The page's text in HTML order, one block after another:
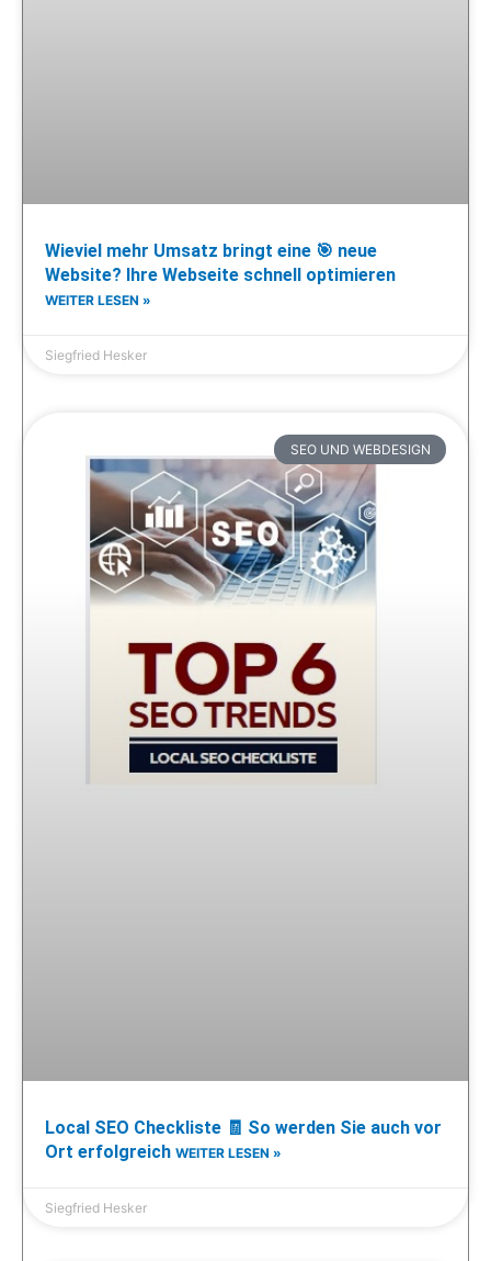
Wieviel mehr Umsatz bringt eine 🎯 neue
Website? Ihre Webseite schnell optimieren
WEITER LESEN »
Siegfried Hesker
SEO UND WEBDESIGN
Local SEO Checkliste 🧾 So werden Sie auch vor
Ort erfolgreich WEITER LESEN »
Siegfried Hesker